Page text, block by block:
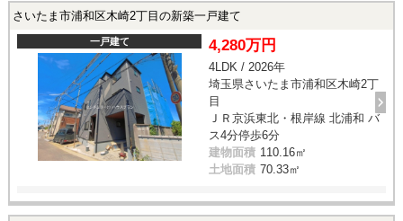
さいたま市浦和区木崎2丁目の新築一戸建て
一戸建て 4,280万円
4LDK / 2026年
埼玉県さいたま市浦和区木崎2丁
目
ＪＲ京浜東北・根岸線 北浦和 バ
ス4分停歩6分
建物面積 110.16㎡
土地面積 70.33㎡